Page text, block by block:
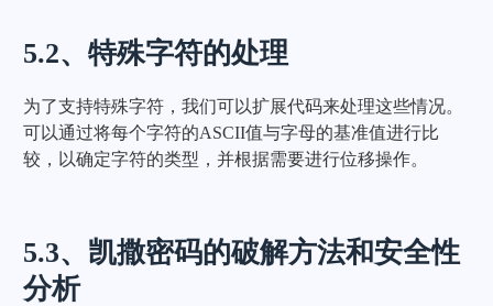
5.2、特殊字符的处理
为了支持特殊字符，我们可以扩展代码来处理这些情况。
可以通过将每个字符的ASCII值与字母的基准值进行比
较，以确定字符的类型，并根据需要进行位移操作。
5.3、凯撒密码的破解方法和安全性
分析